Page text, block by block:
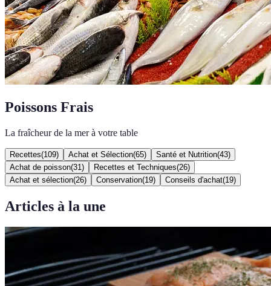
Poissons Frais
La fraîcheur de la mer à votre table
Recettes(109) Achat et Sélection(65) Santé et Nutrition(43)
Achat de poisson(31 ) Recettes et Techniques(26)
Achat et sélection(26) Conservation(19) Conseils d'achat(19)
Articles à la une